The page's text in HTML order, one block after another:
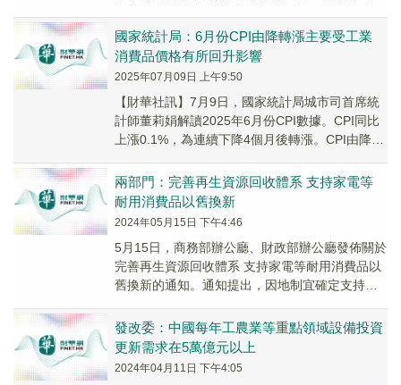
國家統計局：6月份CPI由降轉漲主要受工業
消費品價格有所回升影響
2025年07月09日 上午9:50
【財華社訊】7月9日，國家統計局城市司首席統
計師董莉娟解讀2025年6月份CPI數據。CPI同比
上漲0.1%，為連續下降4個月後轉漲。CPI由降轉
兩部門：完善再生資源回收體系 支持家電等
耐用消費品以舊換新
2024年05月15日 下午4:46
5月15日，商務部辦公廳、財政部辦公廳發佈關於
完善再生資源回收體系 支持家電等耐用消費品以
舊換新的通知。通知提出，因地制宜確定支持方
資金...
發改委：中國每年工農業等重點領域設備投資
更新需求在5萬億元以上
2024年04月11日 下午4:05